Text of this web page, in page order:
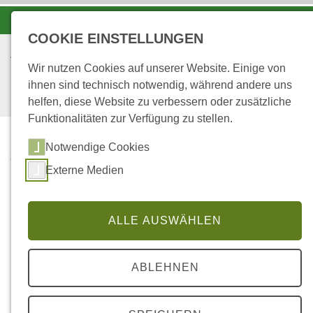
STARTSEITE
...
LERNORT
LernOrt Nachhaltigkeit -
Forstamt Trier
COOKIE EINSTELLUNGEN
Wir nutzen Cookies auf unserer Website. Einige von
ihnen sind technisch notwendig, während andere uns
helfen, diese Website zu verbessern oder zusätzliche
Funktionalitäten zur Verfügung zu stellen.
Notwendige Cookies
Externe Medien
ALLE AUSWÄHLEN
ABLEHNEN